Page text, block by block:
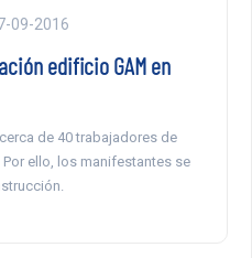
09-2016
edificio GAM en
de 40 trabajadores de
ello, los manifestantes se